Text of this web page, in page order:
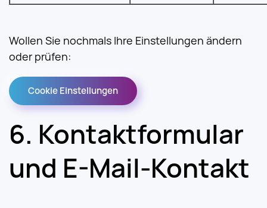
Wollen Sie nochmals Ihre Einstellungen ändern
oder prüfen:
Cookie Einstellungen
Kontaktformular
und E-Mail-Kontakt